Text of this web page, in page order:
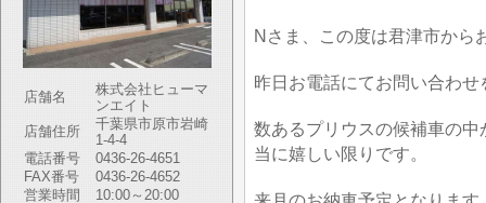
店舗名
株式会社ヒューマ
ンエイト
店舗住所
千葉県市原市岩崎
1-4-4
電話番号
0436-26-4651
FAX番号
0436-26-4652
営業時間
10:00～20:00
Nさま、この度は君津市から
昨日お電話にてお問い合わ
数あるプリウスの候補車の
当に嬉しい限りです。